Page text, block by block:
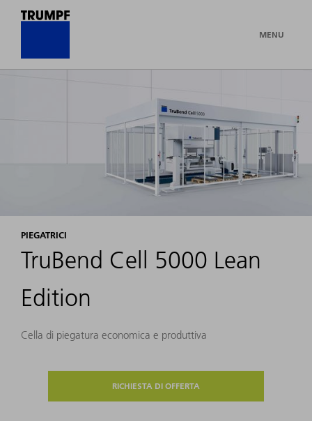
MENU
PIEGATRICI
TruBend Cell 5000 Lean
Edition
Cella di piegatura economica e produttiva
RICHIESTA DI OFFERTA